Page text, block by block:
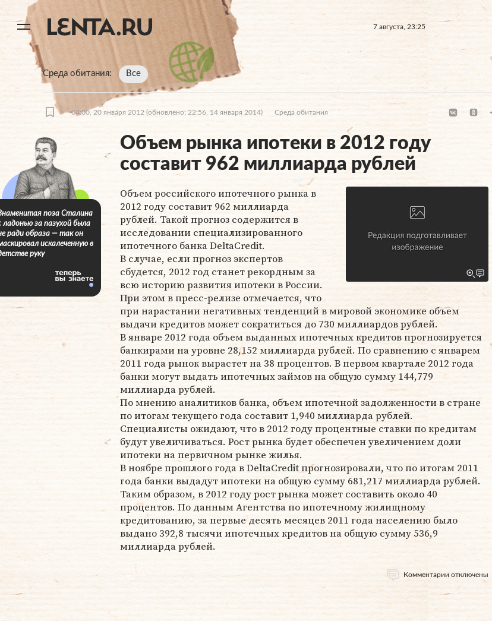
7 августа, 23:25
Среда обитания Все
04:00, 20 января 2012 (обновлено: 22:56, 14 января 2014) Среда обитания
Объем рынка ипотеки в 2012 году
составит 962 миллиарда рублей
Объем российского ипотечного рынка в
2012 году составит 962 миллиарда
рублей. Такой прогноз содержится в
исследовании специализированного
ипотечного банка DeltaCredit.
В случае, если прогноз экспертов
сбудется, 2012 год станет рекордным за
всю историю развития ипотеки в России.
При этом в пресс-релизе отмечается, что
при нарастании негативных тенденций в мировой экономике объем
выдачи кредитов может сократиться до 730 миллиардов рублей.
В январе 2012 года объем выданных ипотечных кредитов прогнозируется
банкирами на уровне 28,152 миллиарда рублей. По сравнению с январем
2011 года рынок вырастет на 38 процентов. В первом квартале 2012 года
банки могут выдать ипотечных займов на общую сумму 144,779
миллиарда рублей.
По мнению аналитиков банка, объем ипотечной задолженности в стране
по итогам текущего года составит 1,940 миллиарда рублей.
Специалисты ожидают, что в 2012 году процентные ставки по кредитам
будут увеличиваться. Рост рынка будет обеспечен увеличением доли
ипотеки на первичном рынке жилья.
В ноябре прошлого года в DeltaCredit прогнозировали, что по итогам 2011
года банки выдадут ипотеки на общую сумму 681,217 миллиарда рублей.
Таким образом, в 2012 году рост рынка может составить около 40
процентов. По данным Агентства по ипотечному жилищному
кредитованию, за первые десять месяцев 2011 года населению было
выдано 392,8 тысячи ипотечных кредитов на общую сумму 536,9
миллиарда рублей.
Комментарии отключены
поза Сталина
ладонью за пазухой была
ради образа — так он
искалеченную в
руку